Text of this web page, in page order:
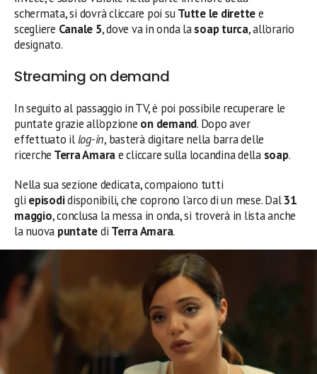
schermata, si dovrà cliccare poi suTutte le direttee
scegliere Canale 5, dove va in onda lasoap turca, all’orario
designato.
Streaming on demand
In seguito al passaggio in TV, è poi possibile recuperare le
puntate grazie all’opzione on demand. Dopo aver
effettuato illog-in, basterà digitare nella barra delle
ricerche Terra Amarae cliccare sulla locandina della soap.
Nella sua sezione dedicata, compaiono tutti
gli episodidisponibili, che coprono l’arco di un mese. Dal31
maggio, conclusa la messa in onda, si troverà in lista anche
la nuova puntatedi Terra Amara.